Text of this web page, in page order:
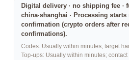
Digital delivery · no shipping fee ·
china·shanghai · Processing
confirmation (crypto orders after
confirmations).
Codes: Usually within minutes; target
Top-ups: Usually within minutes;